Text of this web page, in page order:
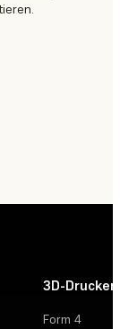
3D-Drucker
Form 4